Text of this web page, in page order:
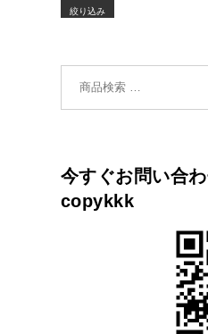
絞り込み
今すぐお問い合
copykkk